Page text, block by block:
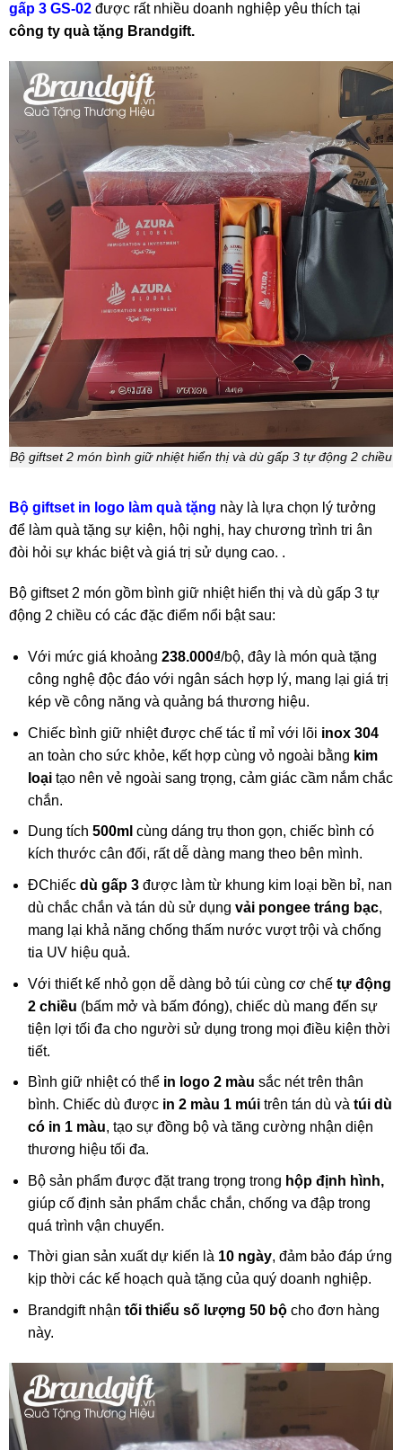
gấp 3 GS-02được rất nhiều doanh nghiệp yêu thích tại
công ty quà tặng Brandgift.
Bộ giftset 2 món bình giữ nhiệt hiển thị và dù gấp 3 tự động 2 chiều
Bộ giftset in logo làm quà tặng này là lựa chọn lý tưởng
để làm quà tặng sự kiện, hội nghị, hay chương trình tri ân
đòi hỏi sự khác biệt và giá trị sử dụng cao. .
Bộ giftset 2 món gồm bình giữ nhiệt hiển thị và dù gấp 3 tự
động 2 chiều có các đặc điểm nổi bật sau:
Với mức giá khoảng 238.000₫/bộ, đây là món quà tặng
công nghệ độc đáo với ngân sách hợp lý, mang lại giá trị
kép về công năng và quảng bá thương hiệu.
Chiếc bình giữ nhiệt được chế tác tỉ mỉ với lõi inox 304
an toàn cho sức khỏe, kết hợp cùng vỏ ngoài bằng kim
loạitạo nên vẻ ngoài sang trọng, cảm giác cầm nắm chắc
chắn.
Dung tích 500ml cùng dáng trụ thon gọn, chiếc bình có
kích thước cân đối, rất dễ dàng mang theo bên mình.
ĐChiếcdù gấp 3được làm từ khung kim loại bền bỉ, nan
dù chắc chắn và tán dù sử dụng vải pongee tráng bạc,
mang lại khả năng chống thấm nước vượt trội và chống
tia UV hiệu quả.
Với thiết kế nhỏ gọn dễ dàng bỏ túi cùng cơ chế tự động
2 chiều (bấm mở và bấm đóng), chiếc dù mang đến sự
tiện lợi tối đa cho người sử dụng trong mọi điều kiện thời
tiết.
Bình giữ nhiệt có thể in logo 2 màu sắc nét trên thân
bình. Chiếc dù được in 2 màu 1 múitrên tán dù và túi dù
có in 1 màu, tạo sự đồng bộ và tăng cường nhận diện
thương hiệu tối đa.
Bộ sản phẩm được đặt trang trọng trong hộp định hình,
giúp cố định sản phẩm chắc chắn, chống va đập trong
quá trình vận chuyển.
Thời gian sản xuấtdự kiến là 10 ngày, đảm bảo đáp ứng
kịp thời các kế hoạch quà tặng của quý doanh nghiệp.
Brandgift nhận tối thiểu số lượng 50 bộcho đơn hàng
này.